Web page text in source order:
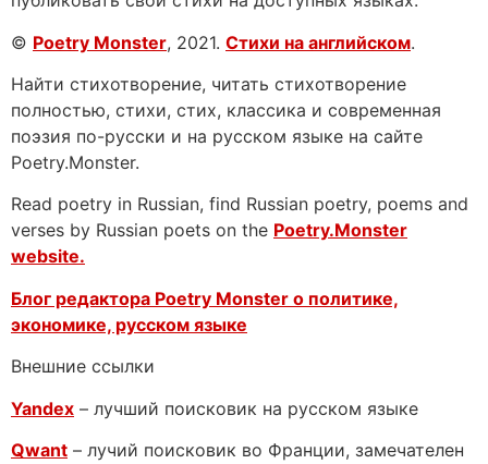
© Poetry Monster, 2021. Стихи на английском.
Найти стихотворение, читать стихотворение
полностью, стихи, стих, классика и современная
поэзия по-русски и на русском языке на сайте
Poetry.Monster.
Read poetry in Russian, find Russian poetry, poems and
verses by Russian poets on the Poetry.Monster
website.
Блог редактора Poetry Monster о политике,
экономике, русском языке
Внешние ссылки
Yandex – лучший поисковик на русском языке
Qwant – лучий поисковик во Франции, замечателен